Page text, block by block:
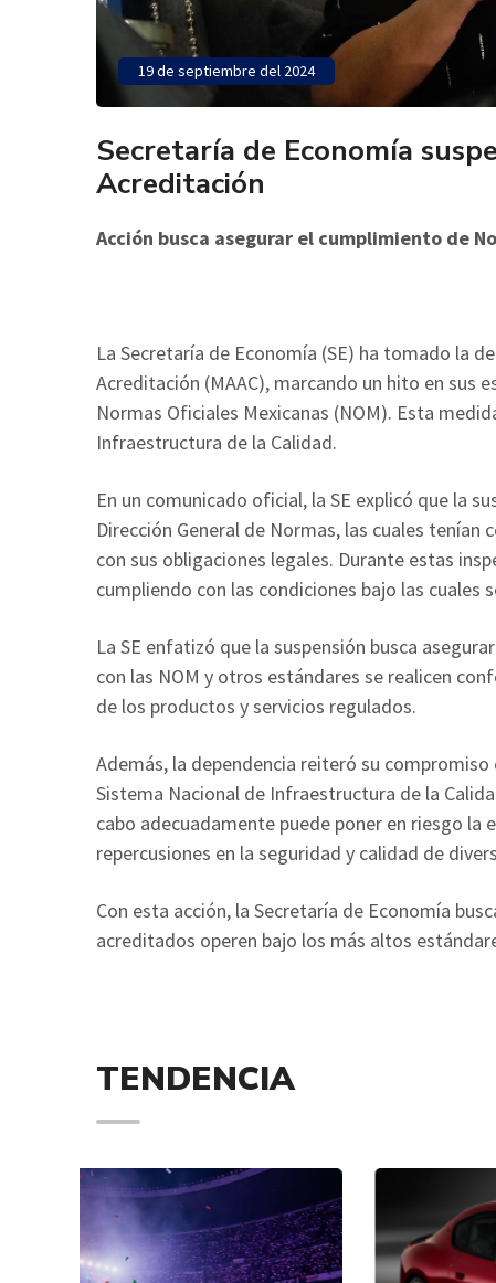
19 de septiembre del 2024
Secretaría de Economía
Acreditación
Acción busca asegurar el cumplimiento de
La Secretaría de Economía (SE) ha tomado la
Acreditación (MAAC), marcando un hito en sus
Normas Oficiales Mexicanas (NOM). Esta
Infraestructura de la Calidad.
En un comunicado oficial, la SE explicó que la
Dirección General de Normas, las cuales
con sus obligaciones legales. Durante estas
cumpliendo con las condiciones bajo las cuales
La SE enfatizó que la suspensión busca
con las NOM y otros estándares se realicen
de los productos y servicios regulados.
Además, la dependencia reiteró su
Sistema Nacional de Infraestructura de la
cabo adecuadamente puede poner en riesgo
repercusiones en la seguridad y calidad de
Con esta acción, la Secretaría de Economía
acreditados operen bajo los más altos
TENDENCIA